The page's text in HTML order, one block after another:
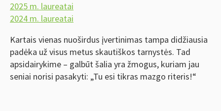
2025 m. laureatai
2024 m. laureatai
Kartais vienas nuoširdus įvertinimas tampa didžiausia
padėka už visus metus skautiškos tarnystės. Tad
apsidairykime – galbūt šalia yra žmogus, kuriam jau
seniai norisi pasakyti: „Tu esi tikras mazgo riteris!“